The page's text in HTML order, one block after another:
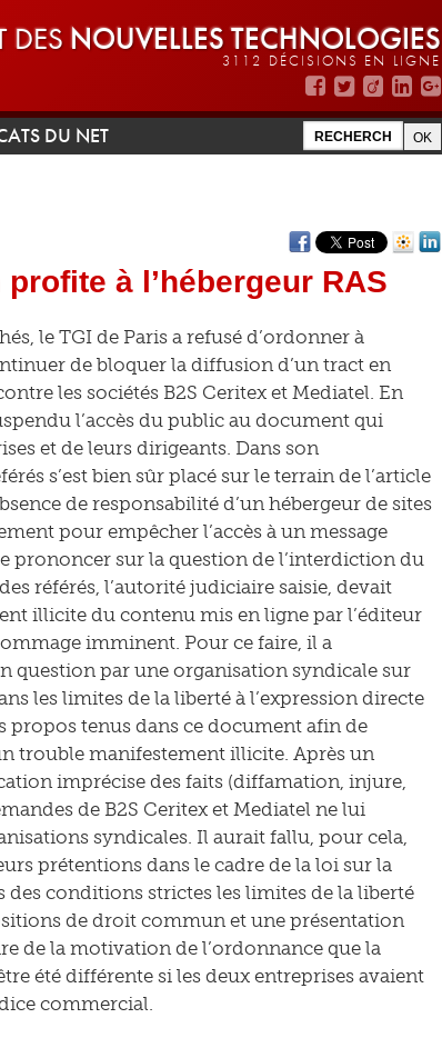
DES NOUVELLES TECHNOLOGIES
3112 DÉCISIONS EN LIGNE
DU NET
à l’hébergeur RAS
le TGI de Paris a refusé d’ordonner à
de bloquer la diffusion d’un tract en
les sociétés B2S Ceritex et Mediatel. En
l’accès du public au document qui
et de leurs dirigeants. Dans son
s’est bien sûr placé sur le terrain de l’article
de responsabilité d’un hébergeur de sites
pour empêcher l’accès à un message
prononcer sur la question de l’interdiction du
référés, l’autorité judiciaire saisie, devait
illicite du contenu mis en ligne par l’éditeur
imminent. Pour ce faire, il a
question par une organisation syndicale sur
les limites de la liberté à l’expression directe
propos tenus dans ce document afin de
trouble manifestement illicite. Après un
imprécise des faits (diffamation, injure,
de B2S Ceritex et Mediatel ne lui
syndicales. Il aurait fallu, pour cela,
prétentions dans le cadre de la loi sur la
des conditions strictes les limites de la liberté
de droit commun et une présentation
de la motivation de l’ordonnance que la
été différente si les deux entreprises avaient
commercial.